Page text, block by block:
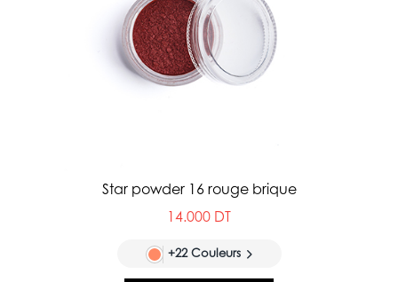
Star powder 16 rouge brique
14.000 DT
+22 Couleurs